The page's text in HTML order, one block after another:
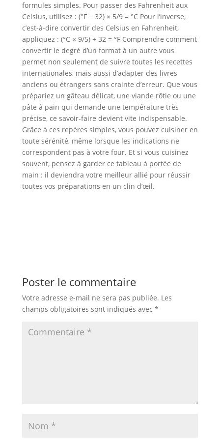
formules simples. Pour passer des Fahrenheit aux
Celsius, utilisez : (°F − 32) × 5/9 = °C Pour l’inverse,
c’est-à-dire convertir des Celsius en Fahrenheit,
appliquez : (°C × 9/5) + 32 = °F Comprendre comment
convertir le degré d’un format à un autre vous
permet non seulement de suivre toutes les recettes
internationales, mais aussi d’adapter des livres
anciens ou étrangers sans crainte d’erreur. Que vous
prépariez un gâteau délicat, une viande rôtie ou une
pâte à pain qui demande une température très
précise, ce savoir-faire devient vite indispensable.
Grâce à ces repères simples, vous pouvez cuisiner en
toute sérénité, même lorsque les indications ne
correspondent pas à votre four. Et si vous cuisinez
souvent, pensez à garder ce tableau à portée de
main : il deviendra votre meilleur allié pour réussir
toutes vos préparations en un clin d’œil.
Poster le commentaire
Votre adresse e-mail ne sera pas publiée. Les
champs obligatoires sont indiqués avec *